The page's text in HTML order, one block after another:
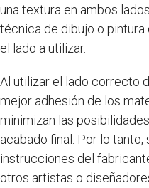
una textura en ambos
técnica de dibujo o
el lado a utilizar.
Al utilizar el lado correcto
mejor adhesión de los
minimizan las
acabado final. Por lo
instrucciones del
otros artistas o